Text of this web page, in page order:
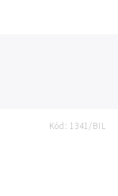
Kód: 1341/BIL